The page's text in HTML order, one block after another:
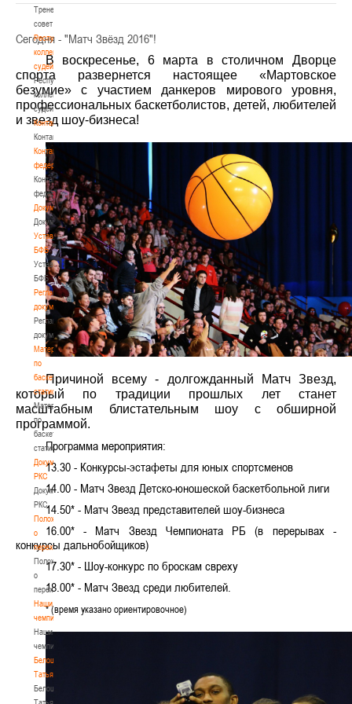
Тренерский
совет
Республиканская
коллегия
судей
Республиканская
коллегия
судей
Контакты
Контакты
Контакты
федерации
Контакты
федерации
Документы
Документы
Устав
БФБ
Устав
БФБ
Регламентирующие
документы
Регламентирующие
документы
Материалы
по
баскетбольной
статистике
Материалы
по
баскетбольной
статистике
Документы
РКС
Документы
РКС
Положение
о
переходах
Положение
о
переходах
Наши
чемпионы
Наши
чемпионы
Белошапко
Татьяна
Белошапко
Татьяна
Сегодня - "Матч Звёзд 2016"!
В воскресенье, 6 марта в столичном Дворце
спорта развернется настоящее «Мартовское
безумие» с участием данкеров мирового уровня,
профессиональных баскетболистов, детей, любителей
и звезд шоу-бизнеса!
Причиной всему - долгожданный Матч Звезд,
который по традиции прошлых лет станет
масштабным блистательным шоу с обширной
программой.
Программа мероприятия:
13.30 - Конкурсы-эстафеты для юных спортсменов
14.00 - Матч Звезд Детско-юношеской баскетбольной лиги
14.50* - Матч Звезд представителей шоу-бизнеса
16.00* - Матч Звезд Чемпионата РБ (в перерывах -
конкурсы дальнобойщиков)
17.30* - Шоу-конкурс по броскам свреху
18.00* - Матч Звезд средилюбителей.
* (время указано ориентировочное)